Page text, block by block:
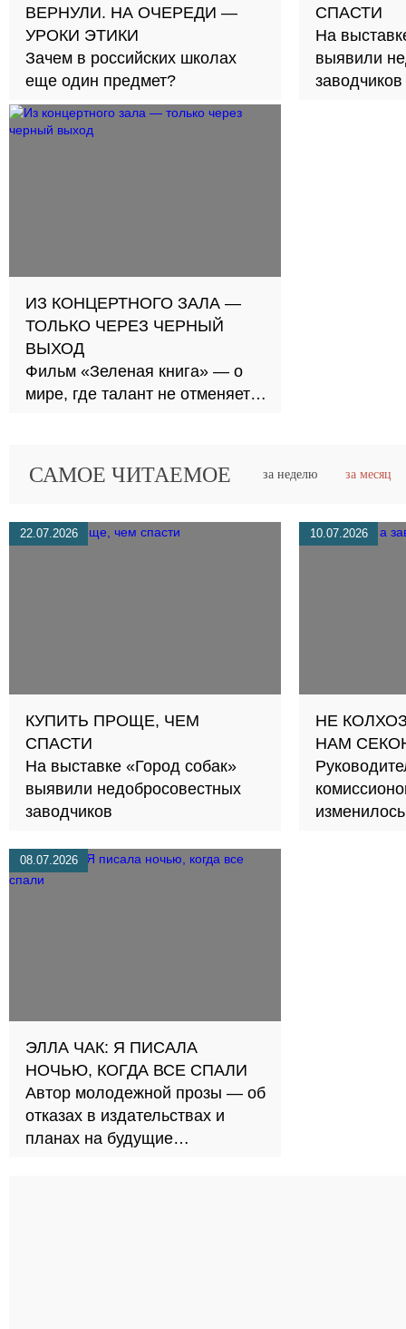
ВЕРНУЛИ. НА ОЧЕРЕДИ —
УРОКИ ЭТИКИ
Зачем в российских школах
еще один предмет?
СПАСТИ
На
выявили
заводчиков
ИЗ КОНЦЕРТНОГО ЗАЛА —
ТОЛЬКО ЧЕРЕЗ ЧЕРНЫЙ
ВЫХОД
Фильм «Зеленая книга» — о
мире, где талант не отменяет
САМОЕ ЧИТАЕМОЕ за неделю за месяц
22.07.2026
КУПИТЬ ПРОЩЕ, ЧЕМ
СПАСТИ
На выставке «Город собак»
выявили недобросовестных
заводчиков
10.07.2026
НЕ
НАМ
08.07.2026
ЭЛЛА ЧАК: Я ПИСАЛА
НОЧЬЮ, КОГДА ВСЕ СПАЛИ
Автор молодежной прозы — об
отказах в издательствах и
планах на будущие